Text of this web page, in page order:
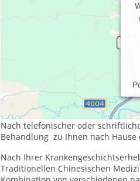
Nach 10 Jahren
nunmehr ohne eigene
Nach telefonischer oder
Behandlung zu Ihnen nach
Nach Ihrer
Traditionellen Chinesischen